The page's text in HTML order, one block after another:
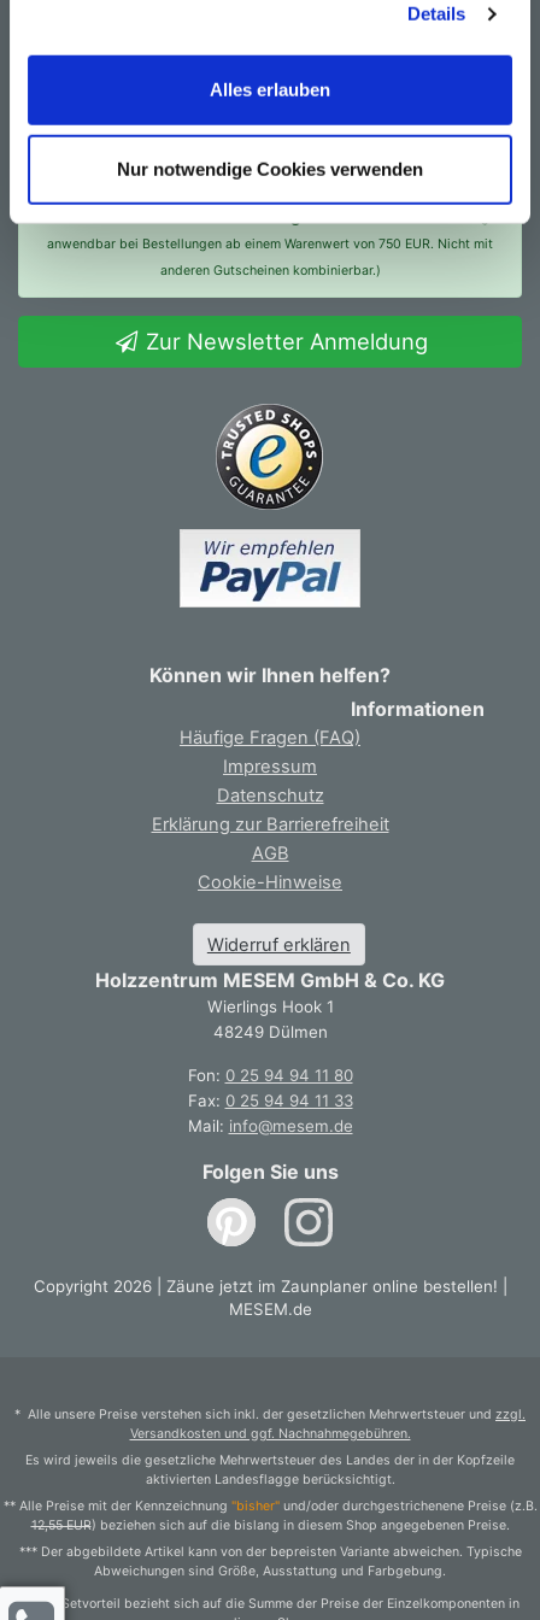
Details
Alles erlauben
Nur notwendige Cookies verwenden
Auf dem Laufenden bleiben
Newsletteran und erhalten Sie Informationen zu
Produktneuheiten und Aktionen.
anwendbar bei Bestellungen ab einem Warenwert von 750 EUR. Nicht mit
anderen Gutscheinen kombinierbar.)
Zur Newsletter Anmeldung
Können wir Ihnen helfen?
Informationen
Häufige Fragen (FAQ)
Impressum
Datenschutz
Erklärung zur Barrierefreiheit
AGB
Cookie-Hinweise
Widerruf erklären
Holzzentrum MESEM GmbH & Co. KG
Wierlings Hook 1
48249 Dülmen
Fon: 0 25 94 94 11 80
Fax: 0 25 94 94 11 33
Mail: info@mesem.de
Folgen Sie uns
Copyright 2026 | Zäune jetzt im Zaunplaner online bestellen! |
MESEM.de
* Alle unsere Preise verstehen sich inkl. der gesetzlichen Mehrwertsteuer und zzgl.
Versandkosten und ggf. Nachnahmegebühren.
Es wird jeweils die gesetzliche Mehrwertsteuer des Landes der in der Kopfzeile
aktivierten Landesflagge berücksichtigt.
** Alle Preise mit der Kennzeichnung "bisher"und/oder durchgestrichenene Preise (z.B.
12,55 EUR) beziehen sich auf die bislang in diesem Shop angegebenen Preise.
*** Der abgebildete Artikel kann von der bepreisten Variante abweichen. Typische
Abweichungen sind Größe, Ausstattung und Farbgebung.
1) Der Setvorteil bezieht sich auf die Summe der Preise der Einzelkomponenten in